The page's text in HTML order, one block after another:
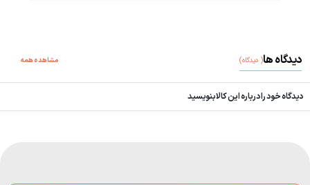
دیدگاه ها( دیدگاه) مشاهده همه
دیدگاه خود را درباره این کالا بنویسید